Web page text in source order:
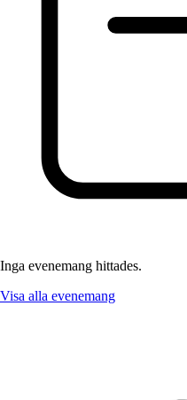
Inga evenemang hittades.
Visa alla evenemang